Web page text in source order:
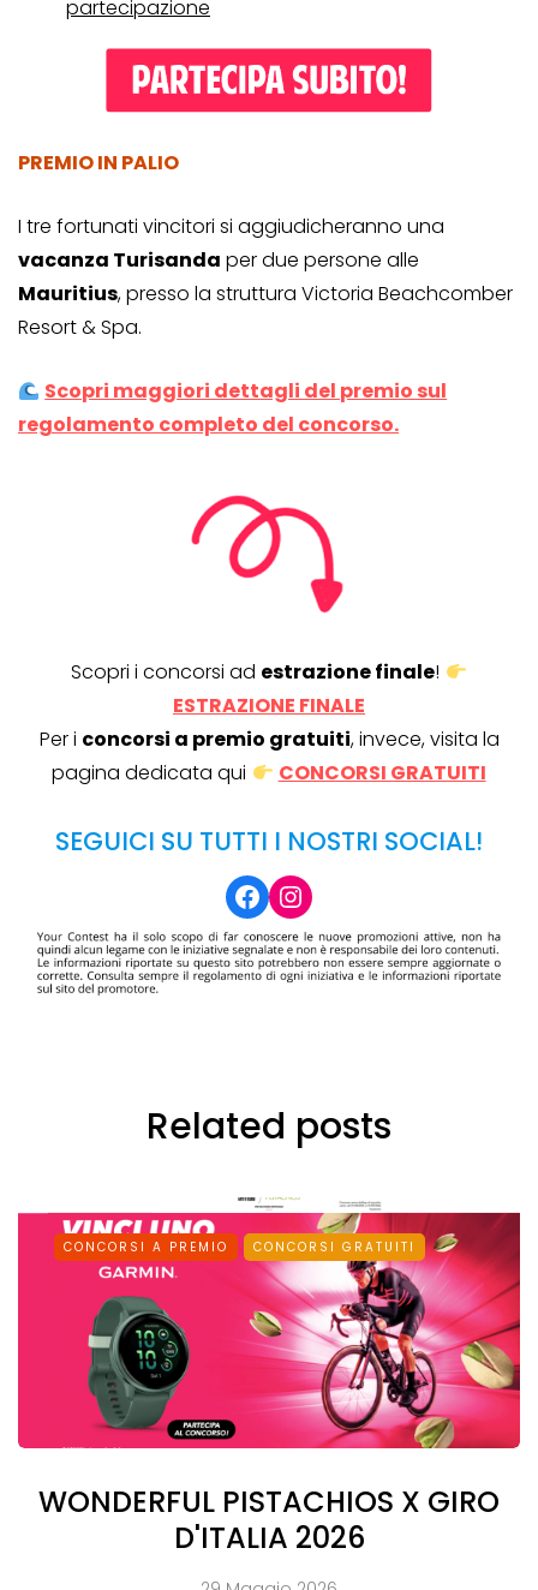
partecipazione
PREMIO IN PALIO
I tre fortunati vincitori si aggiudicheranno una
vacanza Turisanda per due persone alle
Mauritius, presso la struttura Victoria Beachcomber
Resort & Spa.
Scopri maggiori dettagli del premio sul
regolamento completo del concorso.
Scopri i concorsi ad estrazione finale!
ESTRAZIONE FINALE
Per i concorsi a premio gratuiti, invece, visita la
pagina dedicata qui
CONCORSI GRATUITI
SEGUICI SU TUTTI I NOSTRI SOCIAL!
Facebook
Instagram
Related posts
CONCORSI A PREMIO CONCORSI GRATUITI
WONDERFUL PISTACHIOS X GIRO
D'ITALIA 2026